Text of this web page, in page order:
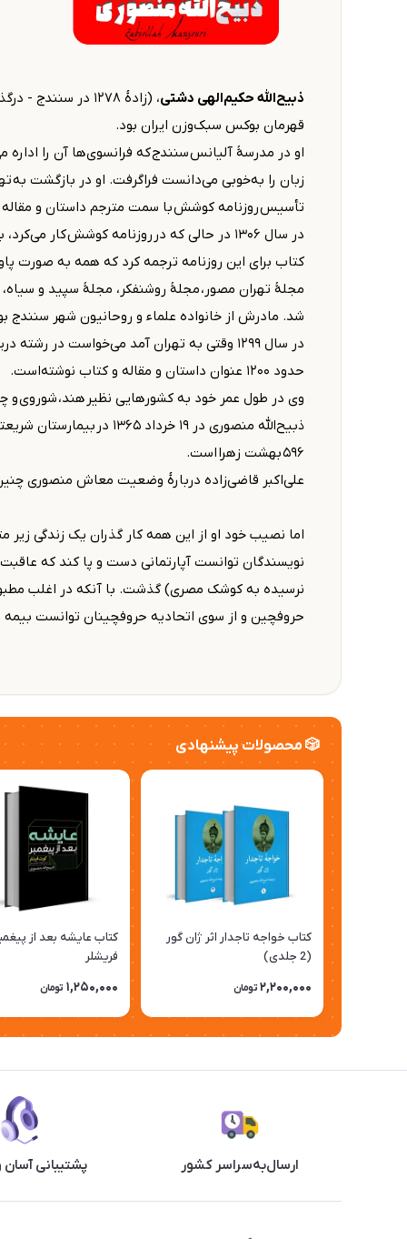
ذبیح‌الله حکیم‌الهی دشتی
قهرمان بوکس سبک‌وزن ایران بود.
او در مدرسهٔ آلیانس سنندج که فرانسوی‌ها آن را
تأسیس روزنامه کوشش با سمت مترجم داستان و مقاله
در سال ۱۳۰۶ در حالی که در روزنامه کوشش
کتاب برای این روزنامه ترجمه کرد که همه به صورت
مجلهٔ تهران مصور، مجلهٔ روشنفکر، مجلهٔ سپید و
شد. مادرش از خانواده علماء و روحانیون شهر سنندج
در سال ۱۲۹۹ وقتی به تهران آمد می‌خواست
حدود ۱۲۰۰ عنوان داستان و مقاله و کتاب نوشته‌است.
وی در طول عمر خود به کشورهایی نظیر هند، شوروی و
۵۹۶ بهشت زهرا است.
علی‌اکبر قاضی‌زاده دربارهٔ وضعیت معاش منصوری
نویسندگان توانست آپارتمانی دست و پا کند که
نرسیده به کوشک مصری) گذشت. با آنکه در اغلب
حروفچین و از سوی اتحادیه حروفچینان توانست
🎲 محصولات پیشنهادی
کتاب خواجه تاجدار اثر ژان گور
(2 جلدی)
2,200,000 تومان
کتاب عایشه بعد از
فریشلر
1,250,000 تومان
ارسال‌به‌سراسر کشور پشتیبانی